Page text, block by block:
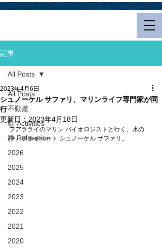
記事
All Posts
不動産
動 Activities
静 Relaxation
2026
2025
2024
2023
2022
2021
2020
All Posts
シュノーケル サファリ、マリンライフ専門家が同
行
2023年4月6日
更新日：2023年4月18日
フアラライのマリン バイオロジストと行く、水の
中。プライベート シュノーケル サファリ。